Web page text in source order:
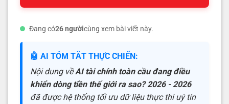
Đang có26 ngườicùng xem bài viết này.
🤖 AI TÓM TẮT THỰC CHIẾN:
Nội dung vềAI tài chính toàn cầu đang điều
khiển dòng tiền thế giới ra sao? 2026 - 2026
đã được hệ thống tối ưu dữ liệu thực thi uý tín